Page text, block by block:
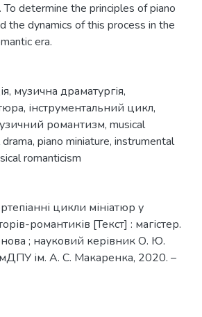
determine the principles of piano
the dynamics of this process in the
era.
, музична драматургія,
, інструментальний цикл,
романтизм, musical
, piano miniature, instrumental
romanticism
цикли мініатюр у
романтиків [Текст] : магістер.
; науковий керівник О. Ю.
ім. А. С. Макаренка, 2020. –